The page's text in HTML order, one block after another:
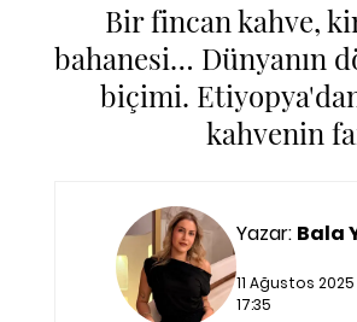
Bir fincan kahve,
bahanesi… Dünyanın
biçimi.
kahvenin
Yazar: Bala
11 Ağustos
17:35